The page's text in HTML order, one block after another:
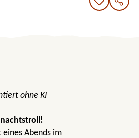
ohne KI
eines Abends im